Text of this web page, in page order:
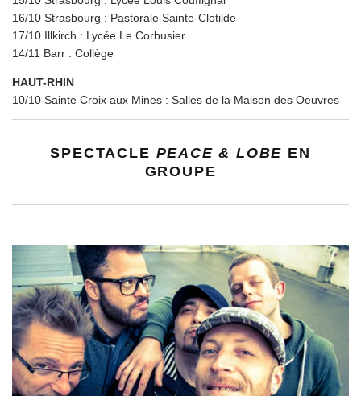
16/10 Strasbourg : Pastorale Sainte-Clotilde
17/10 Illkirch : Lycée Le Corbusier
14/11 Barr : Collège
HAUT-RHIN
10/10 Sainte Croix aux Mines : Salles de la Maison des Oeuvres
SPECTACLE PEACE & LOBE EN
GROUPE